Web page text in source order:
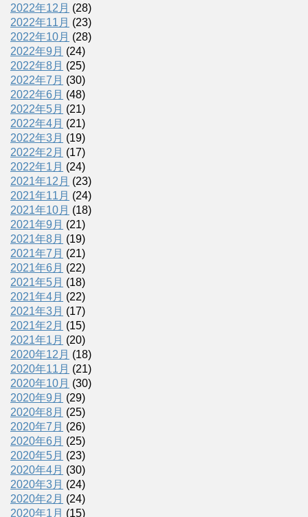
2022年12月 (28)
2022年11月 (23)
2022年10月 (28)
2022年9月 (24)
2022年8月 (25)
2022年7月 (30)
2022年6月 (48)
2022年5月 (21)
2022年4月 (21)
2022年3月 (19)
2022年2月 (17)
2022年1月 (24)
2021年12月 (23)
2021年11月 (24)
2021年10月 (18)
2021年9月 (21)
2021年8月 (19)
2021年7月 (21)
2021年6月 (22)
2021年5月 (18)
2021年4月 (22)
2021年3月 (17)
2021年2月 (15)
2021年1月 (20)
2020年12月 (18)
2020年11月 (21)
2020年10月 (30)
2020年9月 (29)
2020年8月 (25)
2020年7月 (26)
2020年6月 (25)
2020年5月 (23)
2020年4月 (30)
2020年3月 (24)
2020年2月 (24)
2020年1月 (15)